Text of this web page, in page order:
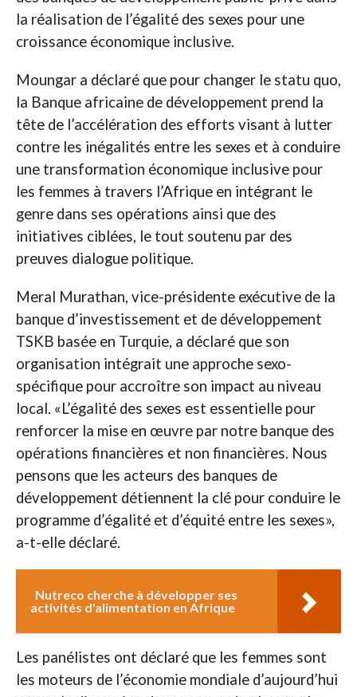
la réalisation de l’égalité des sexes pour une
croissance économique inclusive.
Moungar a déclaré que pour changer le statu quo,
la Banque africaine de développement prend la
tête de l’accélération des efforts visant à lutter
contre les inégalités entre les sexes et à conduire
une transformation économique inclusive pour
les femmes à travers l’Afrique en intégrant le
genre dans ses opérations ainsi que des
initiatives ciblées, le tout soutenu par des
preuves dialogue politique.
Meral Murathan, vice-présidente exécutive de la
banque d’investissement et de développement
TSKB basée en Turquie, a déclaré que son
organisation intégrait une approche sexo-
spécifique pour accroître son impact au niveau
local. «L’égalité des sexes est essentielle pour
renforcer la mise en œuvre par notre banque des
opérations financières et non financières. Nous
pensons que les acteurs des banques de
développement détiennent la clé pour conduire le
programme d’égalité et d’équité entre les sexes»,
a-t-elle déclaré.
Nutreco cherche à développer ses
activités d'alimentation en Afrique
Les panélistes ont déclaré que les femmes sont
les moteurs de l’économie mondiale d’aujourd’hui